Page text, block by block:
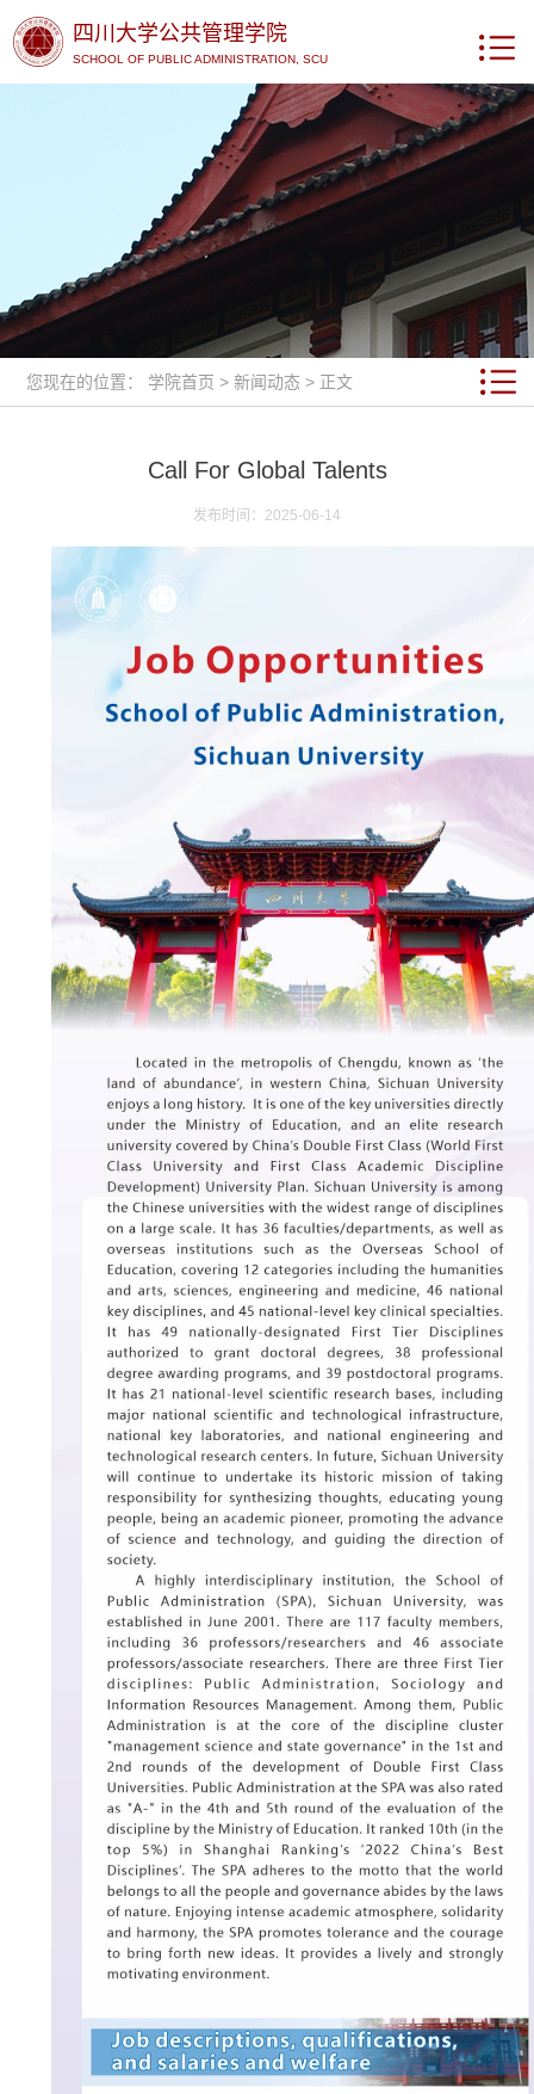
四川大学公共管理学院
SCHOOL OF PUBLIC ADMINISTRATION, SCU
您现在的位置： 学院首页 >新闻动态 > 正文
Call For Global Talents
发布时间：2025-06-14